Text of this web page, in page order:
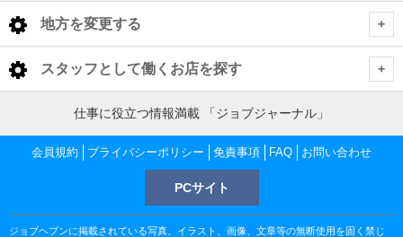
福岡市 デリヘル送迎ドライバー
福岡 デリヘル送迎ドライバー
北九州
北九州 デリヘル送迎ドライバー
佐賀市
佐賀市 デリヘル送迎ドライバー
長崎県 デリヘル送迎ドライバー
大分県 デリヘル送迎ドライバー
大分市
鹿児島県
地方を変更する
< 全国トップ
北海道 男性高収入
東北 男性高収入
南関東 男性高収入
甲信越 男性高収入
北関東 男性高収入
スタッフとして働くお店を探す
福岡県
福岡 男性高収入
久留米 男性高収入
佐賀県
仕事に役立つ情報満載 「ジョブジャーナル」
会員規約 プライバシーポリシー 免責事項 FAQ お問い合わせ
PCサイト
ジョブヘブンに掲載されている写真、イラスト、画像、文章等の無断使用を固く禁じ